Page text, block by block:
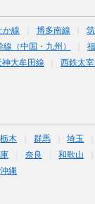
か線 博多南線
線（中国・九州）
神大牟田線 西鉄太
栃木 群馬 埼玉
奈良 和歌山
沖縄